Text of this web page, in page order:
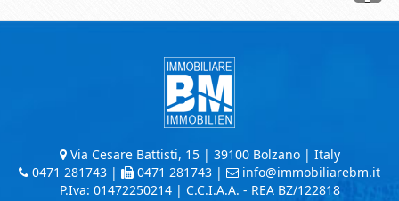
Via Cesare Battisti, 15 | 39100 Bolzano | Italy
0471 281743 | 0471 281743 |
info@immobiliarebm.it
P.Iva: 01472250214 | C.C.I.A.A. - REA BZ/122818